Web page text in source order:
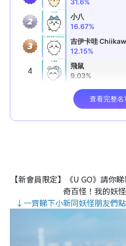
【新會員限定】《U GO》請你
奇百怪！我的妖
↓一齊睇下小新同妖怪朋友們